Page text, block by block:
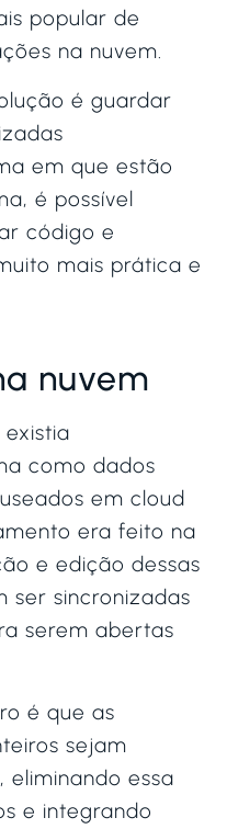
popular de
na nuvem.
é guardar
em que estão
é possível
código e
mais prática e
nuvem
como dados
em cloud
era feito na
e edição dessas
ser sincronizadas
serem abertas
é que as
sejam
eliminando essa
e integrando